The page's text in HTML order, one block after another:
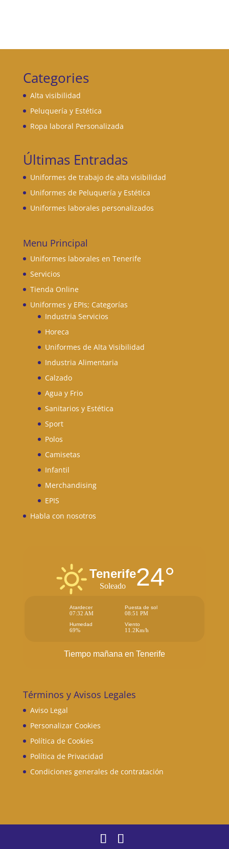
Categories
Alta visibilidad
Peluquería y Estética
Ropa laboral Personalizada
Últimas Entradas
Uniformes de trabajo de alta visibilidad
Uniformes de Peluquería y Estética
Uniformes laborales personalizados
Menu Principal
Uniformes laborales en Tenerife
Servicios
Tienda Online
Uniformes y EPIs; Categorías
Industria Servicios
Horeca
Uniformes de Alta Visibilidad
Industria Alimentaria
Calzado
Agua y Frio
Sanitarios y Estética
Sport
Polos
Camisetas
Infantil
Merchandising
EPIS
Habla con nosotros
Tenerife
Soleado 24°
Atardecer
07:32 AM
Puesta de sol
08:51 PM
Humedad
69%
Viento
11.2Km/h
Tiempo mañana en Tenerife
Términos y Avisos Legales
Aviso Legal
Personalizar Cookies
Política de Cookies
Política de Privacidad
Condiciones generales de contratación